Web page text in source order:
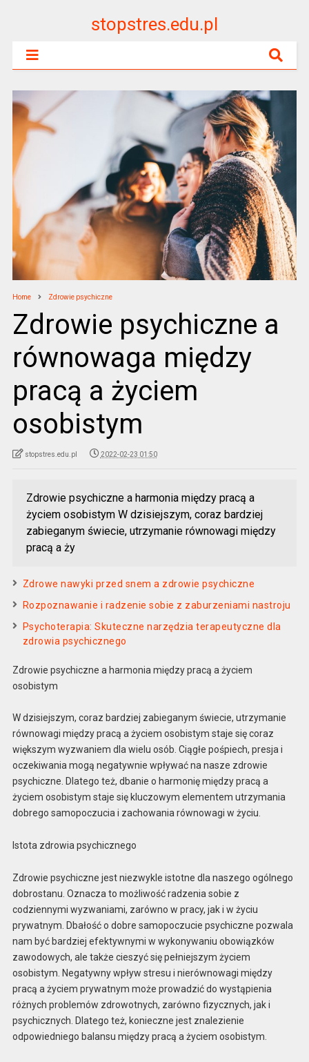
stopstres.edu.pl
Home Zdrowie psychiczne
Zdrowie psychiczne a
równowaga między
pracą a życiem
osobistym
stopstres.edu.pl 2022-02-23 01:50
Zdrowie psychiczne a harmonia między pracą a
życiem osobistym W dzisiejszym, coraz bardziej
zabieganym świecie, utrzymanie równowagi między
pracą a ży
Zdrowe nawyki przed snem a zdrowie psychiczne
Rozpoznawanie i radzenie sobie z zaburzeniami nastroju
Psychoterapia: Skuteczne narzędzia terapeutyczne dla
zdrowia psychicznego
Zdrowie psychiczne a harmonia między pracą a życiem
osobistym
W dzisiejszym, coraz bardziej zabieganym świecie, utrzymanie
równowagi między pracą a życiem osobistym staje się coraz
większym wyzwaniem dla wielu osób. Ciągłe pośpiech, presja i
oczekiwania mogą negatywnie wpływać na nasze zdrowie
psychiczne. Dlatego też, dbanie o harmonię między pracą a
życiem osobistym staje się kluczowym elementem utrzymania
dobrego samopoczucia i zachowania równowagi w życiu.
Istota zdrowia psychicznego
Zdrowie psychiczne jest niezwykle istotne dla naszego ogólnego
dobrostanu. Oznacza to możliwość radzenia sobie z
codziennymi wyzwaniami, zarówno w pracy, jak i w życiu
prywatnym. Dbałość o dobre samopoczucie psychiczne pozwala
nam być bardziej efektywnymi w wykonywaniu obowiązków
zawodowych, ale także cieszyć się pełniejszym życiem
osobistym. Negatywny wpływ stresu i nierównowagi między
pracą a życiem prywatnym może prowadzić do wystąpienia
różnych problemów zdrowotnych, zarówno fizycznych, jak i
psychicznych. Dlatego też, konieczne jest znalezienie
odpowiedniego balansu między pracą a życiem osobistym.